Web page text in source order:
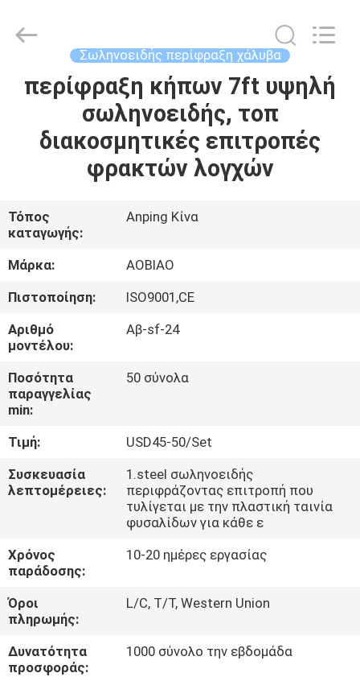
ΣΠΊΤΙ
ΠΡΟΪΌΝΤΑ
ΠΕΡΊΠΟΥ
ΕΜΕΊΣ
ΓΎΡΟΣ
ΕΡΓΟΣΤΑΣΊΩΝ
ΠΟΙΟΤΙΚΌΣ
ΈΛΕΓΧΟΣ
ΕΛΆΤΕ
ΣΕ
ΕΠΑΦΉ
ΖΗΤΉΣΤΕ
ΈΝΑ
ΑΠΌΣΠΑΣΜΑ
Copyright
securityfence.com.
Σωληνοειδής περίφραξη χάλυβα
περίφραξη κήπων 7ft υψηλή
σωληνοειδής, τοπ
διακοσμητικές επιτροπές
φρακτών λογχών
Τόπος
καταγωγής:
Anping Κίνα
Μάρκα:
AOBIAO
Πιστοποίηση:
ISO9001,CE
Αριθμό
μοντέλου:
Αβ-sf-24
Ποσότητα
παραγγελίας
min:
50 σύνολα
Τιμή:
USD45-50/Set
Συσκευασία
λεπτομέρειες:
1.steel σωληνοειδής
περιφράζοντας επιτροπή που
τυλίγεται με την πλαστική ταινία
φυσαλίδων για κάθε ε
Χρόνος
παράδοσης:
10-20 ημέρες εργασίας
Όροι
πληρωμής:
L/C, T/T, Western Union
Δυνατότητα
προσφοράς:
1000 σύνολο την εβδομάδα